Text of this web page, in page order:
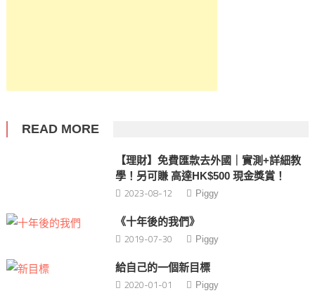
READ MORE
【理財】免費匯款去外國｜實測+詳細教
學！另可賺 高達HK$500 現金獎賞！
2023-08-12 Piggy
《十年後的我們》
2019-07-30 Piggy
給自己的一個新目標
2020-01-01 Piggy